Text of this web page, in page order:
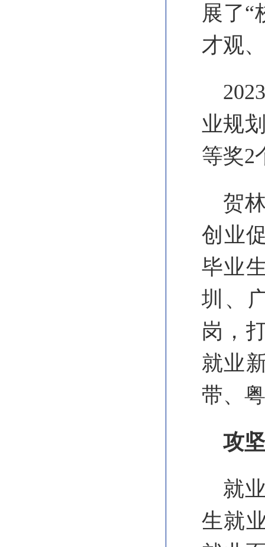
展了“
才观
业规
等奖2
贺
创业
毕业
圳、
岗，
就业
带、
攻
就
生就